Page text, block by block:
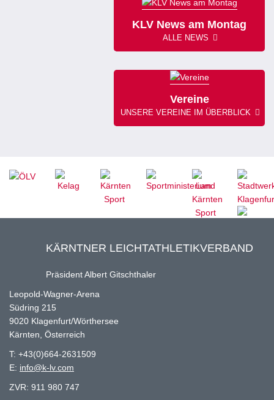
KLV News am Montag
ALLE NEWS
Vereine
UNSERE VEREINE IM ÜBERBLICK
KÄRNTNER LEICHTATHLETIKVERBAND
Präsident Albert Gitschthaler
Leopold-Wagner-Arena
Südring 215
9020 Klagenfurt/Wörthersee
Kärnten, Österreich
T: +43(0)664-2631509
E: info@k-lv.com
ZVR: 911 980 747